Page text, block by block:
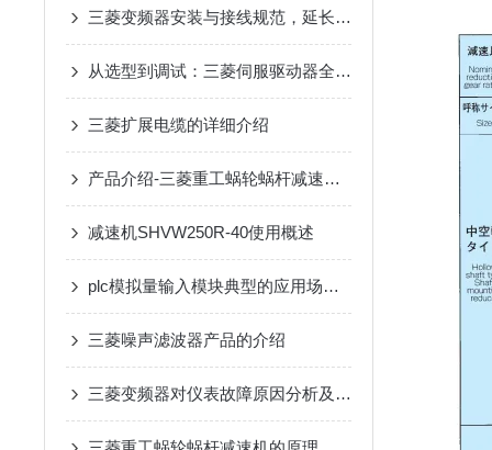
三菱变频器安装与接线规范，延长设备寿命要点
从选型到调试：三菱伺服驱动器全流程应用指南，新手也能快速上手
三菱扩展电缆的详细介绍
产品介绍-三菱重工蜗轮蜗杆减速机SUHA99R-8
减速机SHVW250R-40使用概述
plc模拟量输入模块典型的应用场景介绍
三菱噪声滤波器产品的介绍
三菱变频器对仪表故障原因分析及解决措施